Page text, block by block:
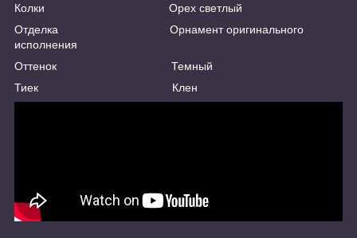
Колки Орех светлый
Отделка Орнамент оригинального
исполнения
Оттенок Темный
Тиек Клен